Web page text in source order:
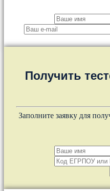
Получить
Заполните заявку для